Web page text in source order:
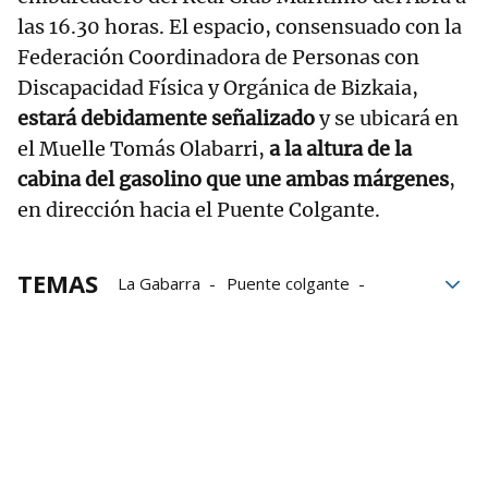
las 16.30 horas. El espacio, consensuado con la
Federación Coordinadora de Personas con
Discapacidad Física y Orgánica de Bizkaia,
estará debidamente señalizadoy se ubicará en
el Muelle Tomás Olabarri, a la altura de la
cabina del gasolino que une ambas márgenes,
en dirección hacia el Puente Colgante.
TEMAS La Gabarra
Puente colgante